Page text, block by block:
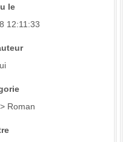
le
12:11:33
Roman